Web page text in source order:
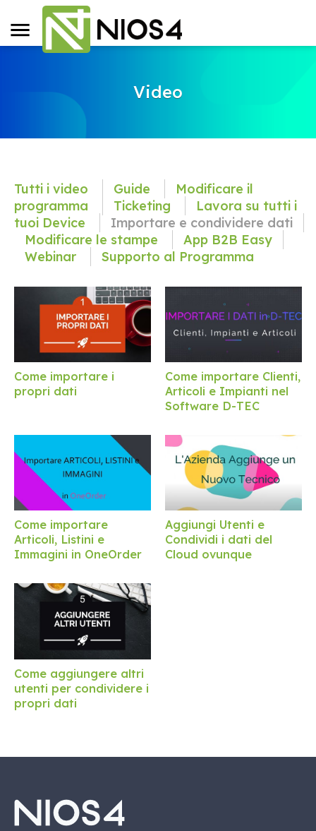
Video
Tutti i video Guide
Modificare il
programma
Ticketing
Lavora su tutti i
tuoi Device
Importare e condividere dati
Modificare le stampe
App B2B Easy
Webinar
Supporto al Programma
Come importare i
propri dati
Come importare Clienti,
Articoli e Impianti nel
Software D-TEC
Come importare
Articoli, Listini e
Immagini in OneOrder
Aggiungi Utenti e
Condividi i dati del
Cloud ovunque
Come aggiungere altri
utenti per condividere i
propri dati